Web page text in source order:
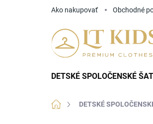
Ako nakupovať Obchodné
DETSKÉ SPOLOČENSKÉ
DomovDETSKÉ